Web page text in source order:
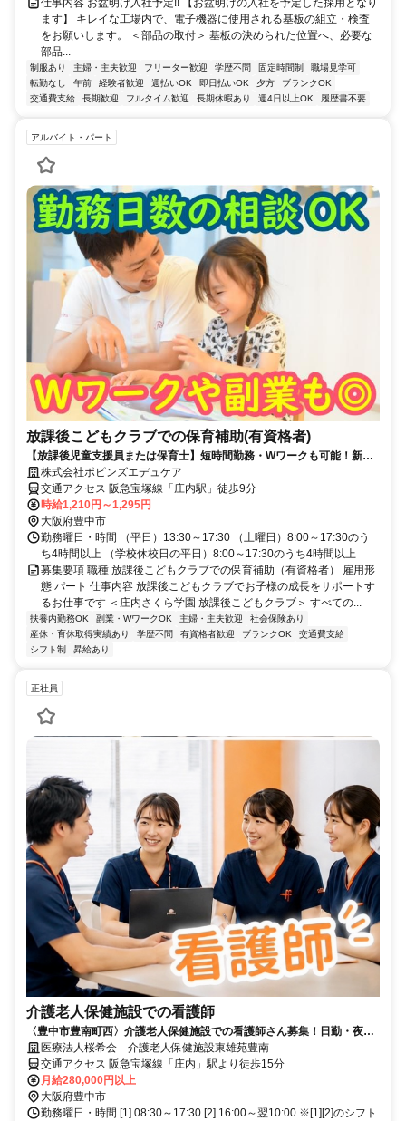
仕事内容 お盆明け入社予定!! 【お盆明けの入社を予定した採用となり
ます】 キレイな工場内で、電子機器に使用される基板の組立・検査
をお願いします。 ＜部品の取付＞ 基板の決められた位置へ、必要な
部品...
制服あり 主婦・主夫歓迎 フリーター歓迎 学歴不問 固定時間制
職場見学可
転勤なし
午前 経験者歓迎 週払いOK 即日払いOK 夕方
ブランクOK
交通費支給
長期歓迎 フルタイム歓迎 長期休暇あり 週4日以上OK 履歴書不要
アルバイト・パート
放課後こどもクラブでの保育補助(有資格者)
【放課後児童支援員または保育士】短時間勤務・Wワークも可能！新し
い施設での勤務です！
株式会社ポピンズエデュケア
交通アクセス 阪急宝塚線「庄内駅」徒歩9分
時給1,210円～1,295円
大阪府豊中市
勤務曜日・時間 （平日）13:30～17:30 （土曜日）8:00～17:30のう
ち4時間以上 （学校休校日の平日）8:00～17:30のうち4時間以上
募集要項 職種 放課後こどもクラブでの保育補助（有資格者） 雇用形
態 パート 仕事内容 放課後こどもクラブでお子様の成長をサポートす
るお仕事です ＜庄内さくら学園 放課後こどもクラブ＞ すべての...
扶養内勤務OK 副業・WワークOK 主婦・主夫歓迎
社会保険あり
産休・育休取得実績あり
学歴不問 有資格者歓迎 ブランクOK
交通費支給
シフト制
昇給あり
正社員
介護老人保健施設での看護師
〈豊中市豊南町西〉介護老人保健施設での看護師さん募集！日勤・夜勤
のシフト制/資格を活かしてください！
医療法人桜希会 介護老人保健施設東雄苑豊南
交通アクセス 阪急宝塚線「庄内」駅より徒歩15分
月給280,000円以上
大阪府豊中市
勤務曜日・時間 [1] 08:30～17:30 [2] 16:00～翌10:00 ※[1][2]のシフト